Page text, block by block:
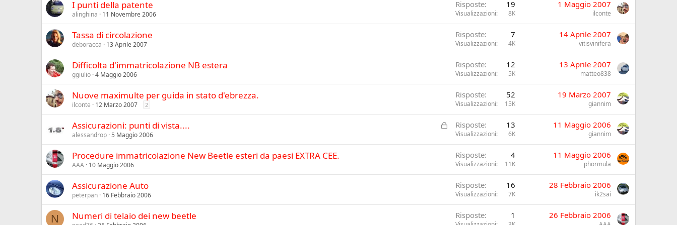
I punti della patente
alinghina 11 Novembre 2006
Risposte 19
Visualizzazioni 8K
1 Maggio 2007
ilconte
Tassa di circolazione
deboracca 13 Aprile 2007
Risposte 7
Visualizzazioni 4K
14 Aprile 2007
vitisvinifera
Difficolta d'immatricolazione NB estera
ggiulio 4 Maggio 2006
Risposte 12
Visualizzazioni 5K
13 Aprile 2007
matteo838
Nuove maximulte per guida in stato d'ebrezza.
ilconte 12 Marzo 2007 2
Risposte 52
Visualizzazioni 15K
19 Marzo 2007
giannim
C
i
o
Assicurazioni: punti di vista....
alessandrop 5 Maggio 2006
Risposte 13
Visualizzazioni 6K
11 Maggio 2006
giannim
Procedure immatricolazione New Beetle esteri da paesi EXTRA CEE.
AAA 10 Maggio 2006
Risposte 4
Visualizzazioni 11K
11 Maggio 2006
phormula
Assicurazione Auto
peterpan 16 Febbraio 2006
Risposte 16
Visualizzazioni 7K
28 Febbraio 2006
ik2sai
N Numeri di telaio dei new beetle Risposte 1 26 Febbraio 2006